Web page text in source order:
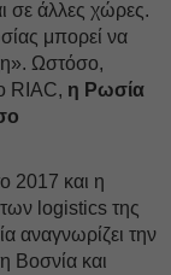
σε άλλες χώρες.
μπορεί να
Ωστόσο,
RIAC, η Ρωσία
2017 και η
logistics της
αναγνωρίζει την
Βοσνία και